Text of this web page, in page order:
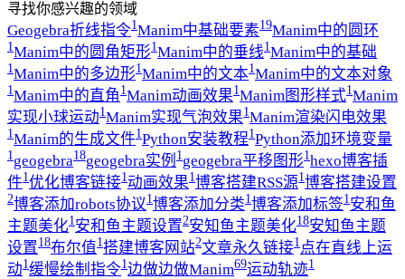
寻找你感兴趣的领域
Geogebra折线指令1Manim中基础要素19Manim中的圆环
1Manim中的圆角矩形1Manim中的垂线1Manim中的基础
1Manim中的多边形1Manim中的文本1Manim中的文本对象
1Manim中的直角 1Manim动画效果1Manim图形样式1Manim
实现小球运动1Manim实现气泡效果1Manim渲染闪电效果
1Manim的生成文件1Python安装教程1Python添加环境变量
1geogebra18geogebra实例 1geogebra平移图形1hexo博客插
件1优化博客链接1动画效果1博客搭建RSS源1博客搭建设置
2博客添加robots协议 1博客添加分类1博客添加标签1安和鱼
主题美化1安和鱼主题设置2安知鱼主题美化18安知鱼主题
设置18布尔值1搭建博客网站2文章永久链接1点在直线上运
动1缓慢绘制指令1边做边做Manim69运动轨迹1